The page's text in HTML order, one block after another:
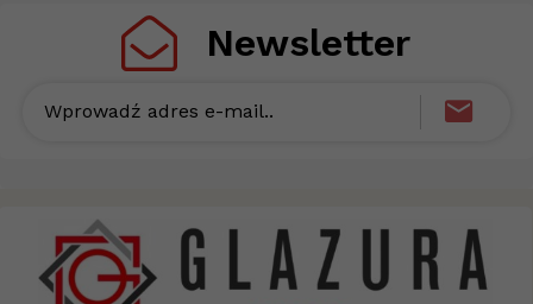
Newsletter
Wprowadź adres e-mail..